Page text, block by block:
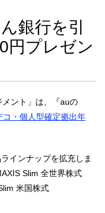
銀行を引
円プレゼン
ント」は、『auの
コ・個人型確定拠出年
インナップを拡充しま
Slim 全世界株式
米国株式